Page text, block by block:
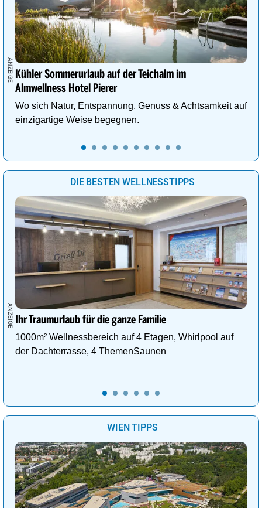
Kühler Sommerurlaub auf der Teichalm im
Almwellness Hotel Pierer
Wo sich Natur, Entspannung, Genuss & Achtsamkeit auf
einzigartige Weise begegnen.
DIE BESTEN WELLNESSTIPPS
Ihr Traumurlaub für die ganze Familie
1000m² Wellnessbereich auf 4 Etagen, Whirlpool auf
der Dachterrasse, 4 ThemenSaunen
WIEN TIPPS